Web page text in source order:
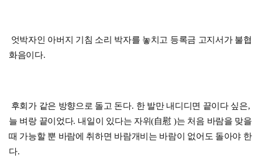
엇박자인 아버지 기침 소리 박자를 놓치고 등록금 고지서가 불협
화음이다.
후회가 같은 방향으로 돌고 돈다. 한 발만 내디디면 끝이다 싶은,
늘 벼랑 끝이었다. 내일이 있다는 자위(自慰 )는 처음 바람을 맞을
때 가능할 뿐 바람에 취하면 바람개비는 바람이 없어도 돌아야 한
다.